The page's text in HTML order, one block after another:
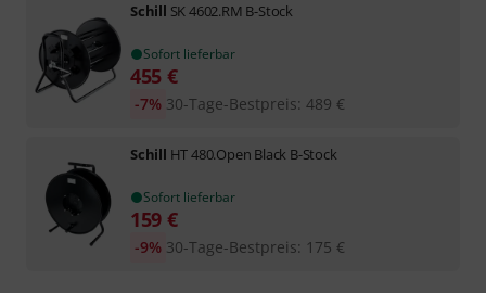
Schill SK 4602.RM B-Stock
Sofort lieferbar
455 €
30-Tage-Bestpreis: 489 €
-7%
Schill HT 480.Open Black B-Stock
Sofort lieferbar
159 €
30-Tage-Bestpreis: 175 €
-9%